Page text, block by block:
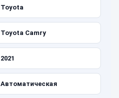
Toyota
Toyota Camry
2021
Автоматическая